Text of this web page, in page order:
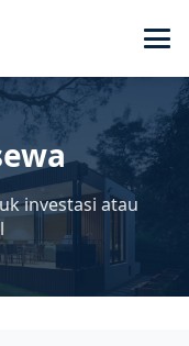
investasi atau